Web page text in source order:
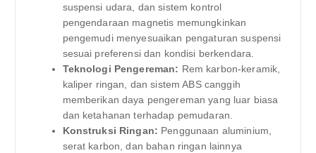
suspensi udara, dan sistem kontrol
pengendaraan magnetis memungkinkan
pengemudi menyesuaikan pengaturan suspensi
sesuai preferensi dan kondisi berkendara.
Teknologi Pengereman: Rem karbon-keramik,
kaliper ringan, dan sistem ABS canggih
memberikan daya pengereman yang luar biasa
dan ketahanan terhadap pemudaran.
Konstruksi Ringan: Penggunaan aluminium,
serat karbon, dan bahan ringan lainnya